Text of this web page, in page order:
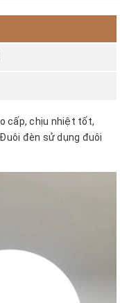
cấp, chịu nhiệt tốt,
đèn sử dụng đuôi